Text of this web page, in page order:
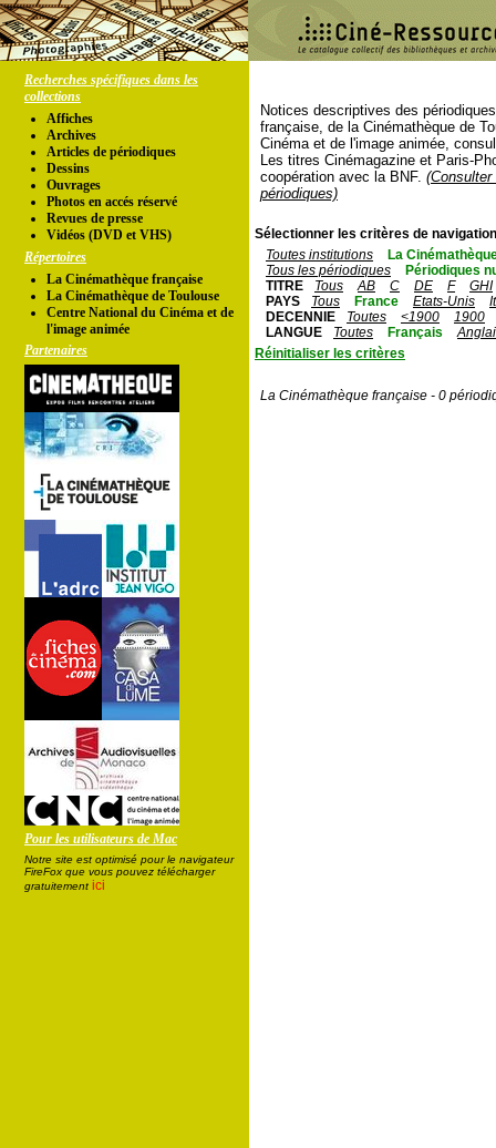
Recherches spécifiques dans les
collections
Affiches
Archives
Articles de périodiques
Dessins
Ouvrages
Photos en accés réservé
Revues de presse
Vidéos (DVD et VHS)
Répertoires
La Cinémathèque française
La Cinémathèque de Toulouse
Centre National du Cinéma et de
l'image animée
Partenaires
Pour les utilisateurs de Mac
Notre site est optimisé pour le navigateur
FireFox que vous pouvez télécharger
gratuitement ici
Notices descriptives des
française, de la Cinémathèque de
Cinéma et de l'image animée,
Les titres Cinémagazine et Paris-
coopération avec la BNF.
périodiques)
Sélectionner les critères de
Toutes institutions
La
Tous les périodiques
Périodiques
TITRE
Tous AB C DE F
GHI
PAYS
Tous France Etats-Unis
DECENNIE
Toutes <1900
1900
LANGUE
Toutes Français
Réinitialiser les critères
La Cinémathèque française - 0